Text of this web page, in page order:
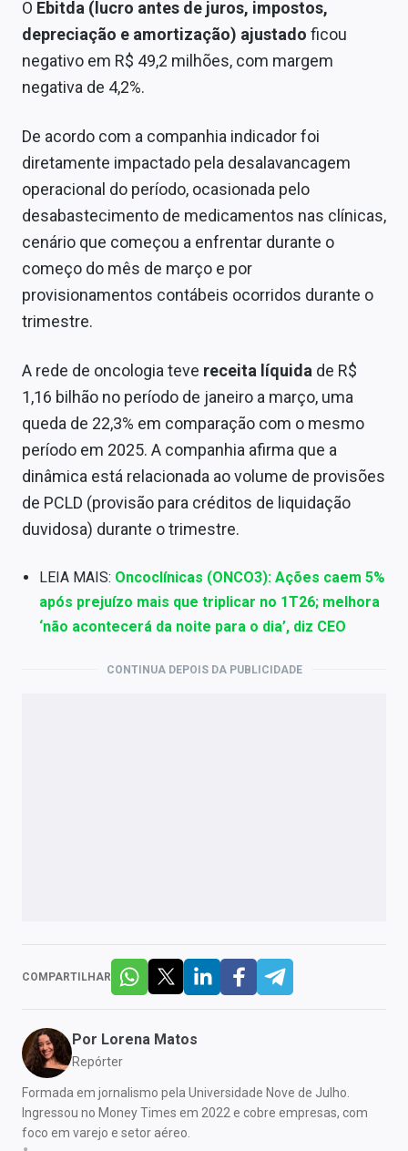
O Ebitda (lucro antes de juros, impostos,
depreciação e amortização) ajustado ficou
negativo em R$ 49,2 milhões, com margem
negativa de 4,2%.
De acordo com a companhia indicador foi
diretamente impactado pela desalavancagem
operacional do período, ocasionada pelo
desabastecimento de medicamentos nas clínicas,
cenário que começou a enfrentar durante o
começo do mês de março e por
provisionamentos contábeis ocorridos durante o
trimestre.
A rede de oncologia teve receita líquida de R$
1,16 bilhão no período de janeiro a março, uma
queda de 22,3% em comparação com o mesmo
período em 2025. A companhia afirma que a
dinâmica está relacionada ao volume de provisões
de PCLD (provisão para créditos de liquidação
duvidosa) durante o trimestre.
LEIA MAIS: Oncoclínicas (ONCO3): Ações caem 5%
após prejuízo mais que triplicar no 1T26; melhora
‘não acontecerá da noite para o dia’, diz CEO
CONTINUA DEPOIS DA PUBLICIDADE
COMPARTILHAR
Por Lorena Matos
Repórter
Formada em jornalismo pela Universidade Nove de Julho.
Ingressou no Money Times em 2022 e cobre empresas, com
foco em varejo e setor aéreo.